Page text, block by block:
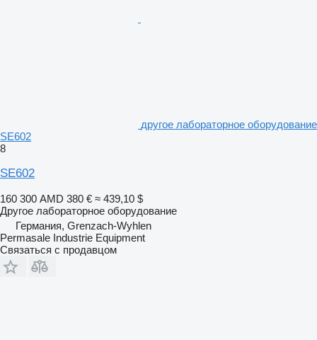
другое лабораторное оборудование
SE602
8
SE602
160 300 AMD 380 € ≈ 439,10 $
Другое лабораторное оборудование
Германия, Grenzach-Wyhlen
Permasale Industrie Equipment
Связаться с продавцом